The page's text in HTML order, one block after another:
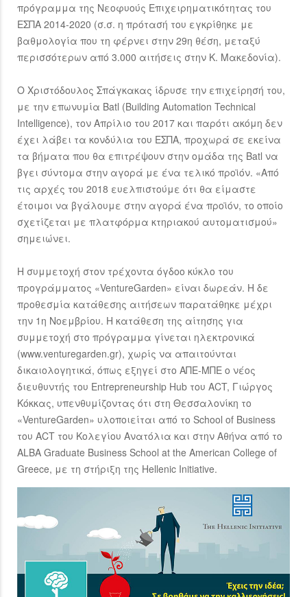
πρόγραμμα της Νεοφυούς Επιχειρηματικότητας του
ΕΣΠΑ 2014-2020 (σ.σ. η πρότασή του εγκρίθηκε με
βαθμολογία που τη φέρνει στην 29η θέση, μεταξύ
περισσότερων από 3.000 αιτήσεις στην Κ. Μακεδονία).
Ο Χριστόδουλος Σπάγκακας ίδρυσε την επιχείρησή του,
με την επωνυμία Batl (Building Automation Technical
Intelligence), τον Απρίλιο του 2017 και παρότι ακόμη δεν
έχει λάβει τα κονδύλια του ΕΣΠΑ, προχωρά σε εκείνα
τα βήματα που θα επιτρέψουν στην ομάδα της Batl να
βγει σύντομα στην αγορά με ένα τελικό προϊόν. «Από
τις αρχές του 2018 ευελπιστούμε ότι θα είμαστε
έτοιμοι να βγάλουμε στην αγορά ένα προϊόν, το οποίο
σχετίζεται με πλατφόρμα κτηριακού αυτοματισμού»
σημειώνει.
Η συμμετοχή στον τρέχοντα όγδοο κύκλο του
προγράμματος «VentureGarden» είναι δωρεάν. Η δε
προθεσμία κατάθεσης αιτήσεων παρατάθηκε μέχρι
την 1η Νοεμβρίου. Η κατάθεση της αίτησης για
συμμετοχή στο πρόγραμμα γίνεται ηλεκτρονικά
(www.venturegarden.gr), χωρίς να απαιτούνται
δικαιολογητικά, όπως εξηγεί στο ΑΠΕ-ΜΠΕ ο νέος
διευθυντής του Entrepreneurship Hub του ACT, Γιώργος
Κόκκας, υπενθυμίζοντας ότι στη Θεσσαλονίκη το
«VentureGarden» υλοποιείται από το School of Business
του ΑCT του Κολεγίου Ανατόλια και στην Αθήνα από το
ALBA Graduate Business School at the American College of
Greece, με τη στήριξη της Hellenic Initiative.